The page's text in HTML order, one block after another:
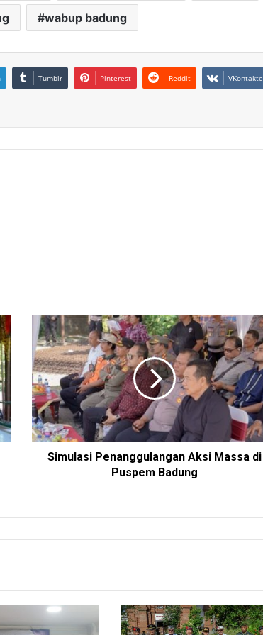
wabup badung
Tumblr Pinterest Reddit VKontakte
Simulasi Penanggulangan Aksi Massa di
Puspem Badung